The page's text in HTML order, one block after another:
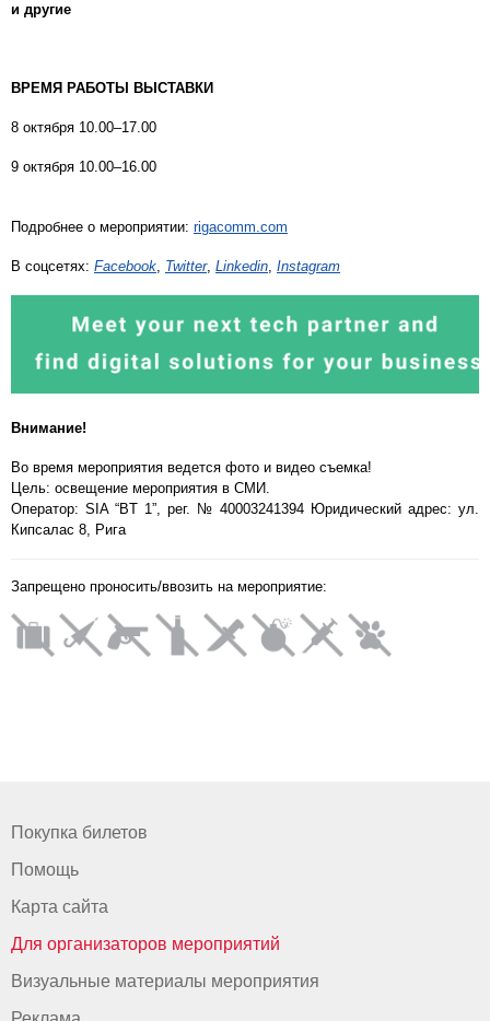
и другие
ВРЕМЯ РАБОТЫ ВЫСТАВКИ
8 октября 10.00–17.00
9 октября 10.00–16.00
Подробнее о мероприятии: rigacomm.com
В соцсетях: Facebook, Twitter, Linkedin, Instagram
Внимание!
Во время мероприятия ведется фото и видео съемка!
Цель: освещение мероприятия в СМИ.
Оператор: SIA “BT 1”, рег. № 40003241394 Юридический адрес: ул.
Кипсалас 8, Рига
Запрещено проносить/ввозить на мероприятие:
Покупка билетов
Помощь
Карта сайта
Для организаторов мероприятий
Визуальные материалы мероприятия